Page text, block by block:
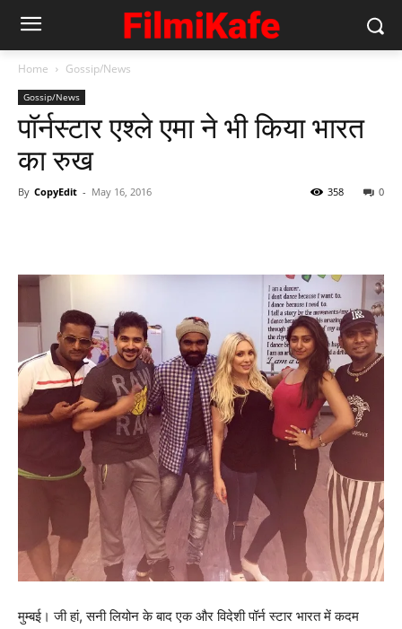
Home Gossip/News
Gossip/News
पॉर्नस्‍टार एश्‍ले एमा ने भी किया भारत
का रुख
By CopyEdit - May 16, 2016 0
358
मुम्‍बई। जी हां, सनी लियोन के बाद एक और विदेशी पॉर्न स्‍टार भारत में कदम